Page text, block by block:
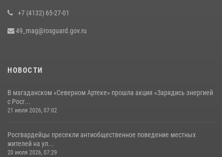
+7 (4132) 65-27-01
49_mag@rosguard.gov.ru
НОВОСТИ
В магаданском «Северном Артеке» прошла акция «Зарядись энергией
с Росг...
21 июля 2026, 07:02
Росгвардейцы пресекли антиобщественное поведение местных
жителей на ул...
20 июля 2026, 07:29